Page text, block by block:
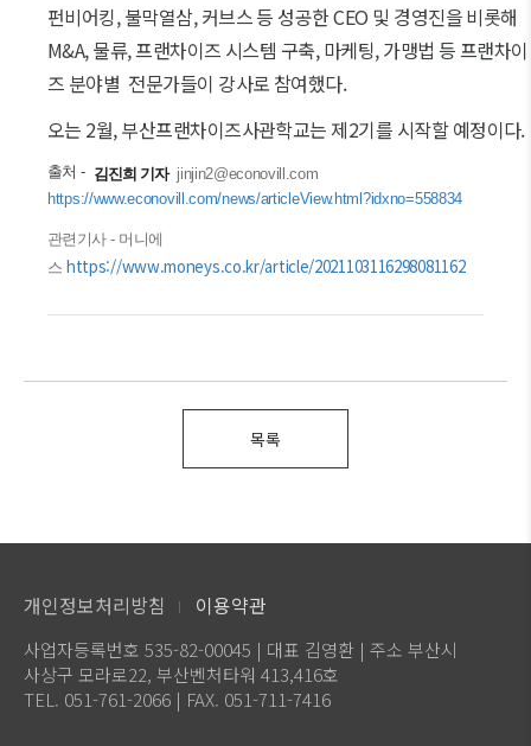
펀비어킹, 불막열삼, 커브스 등 성공한 CEO 및 경영진을 비롯해
M&A, 물류, 프랜차이즈 시스템 구축, 마케팅, 가맹법 등 프랜차이
즈 분야별 전문가들이 강사로 참여했다.
오는 2월, 부산프랜차이즈사관학교는 제2기를 시작할 예정이다.
출처 - 김진희 기자 jinjin2@econovill.com
https://www.econovill.com/news/articleView.html?idxno=558834
관련기사 - 머니에
스 https://www.moneys.co.kr/article/2021103116298081162
목록
개인정보처리방침 이용약관
사업자등록번호 535-82-00045 | 대표 김영환 | 주소 부산시
사상구 모라로22, 부산벤처타워 413,416호
TEL. 051-761-2066 | FAX. 051-711-7416